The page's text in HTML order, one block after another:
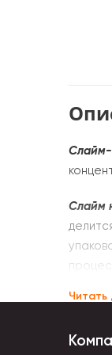
Слайм-
Слайм
они со
Читать